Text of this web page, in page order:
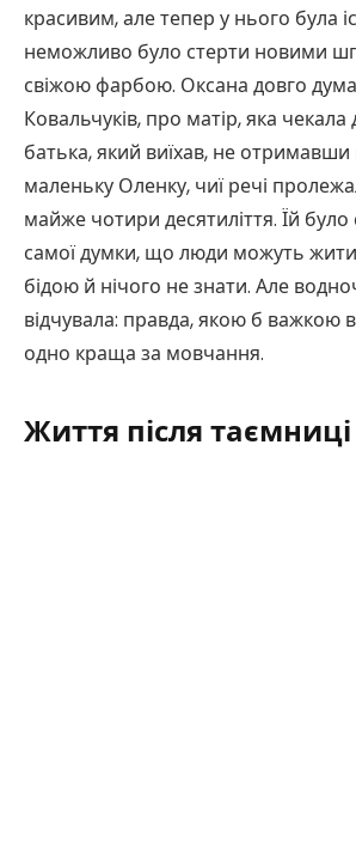
красивим, але тепер у нього була
неможливо було стерти новими
свіжою фарбою. Оксана довго
Ковальчуків, про матір, яка
батька, який виїхав, не отримавши
маленьку Оленку, чиї речі
майже чотири десятиліття. Їй
самої думки, що люди можуть
бідою й нічого не знати. Але
відчувала: правда, якою б важкою
одно краща за мовчання.
Життя після таємниці